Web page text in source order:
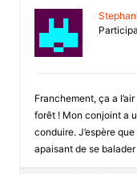
Franchement, ça a
forêt ! Mon conjoint a
conduire. J’espère
apaisant de se